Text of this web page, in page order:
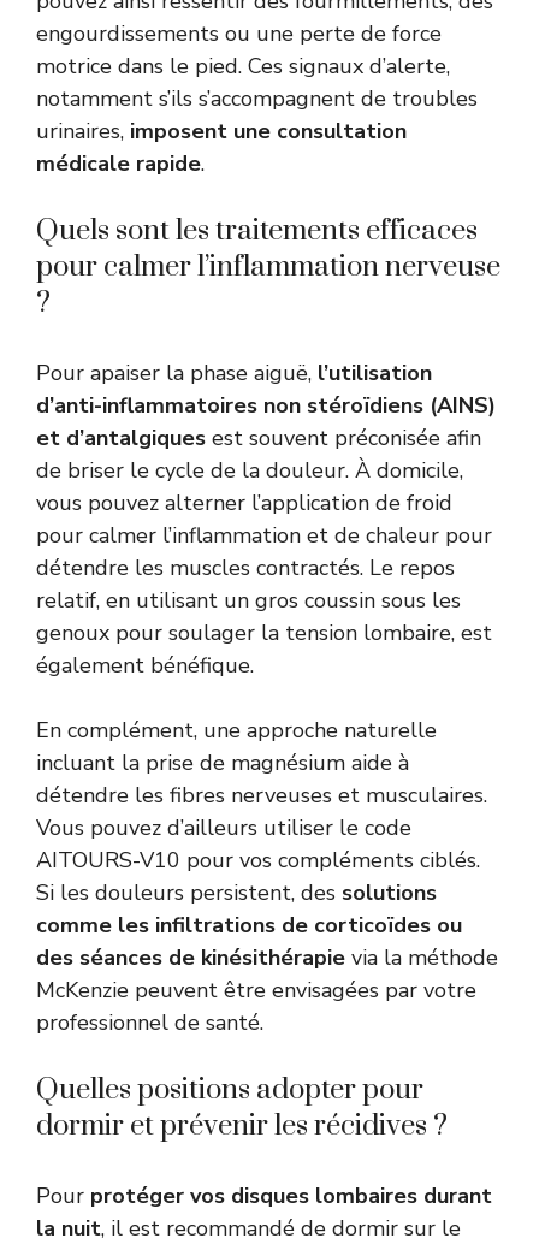
engourdissements ou une perte de force
motrice dans le pied. Ces signaux d’alerte,
notamment s’ils s’accompagnent de troubles
urinaires, imposent une consultation
médicale rapide.
Quels sont les traitements efficaces
pour calmer l’inflammation nerveuse
?
Pour apaiser la phase aiguë, l’utilisation
d’anti-inflammatoires non stéroïdiens (AINS)
et d’antalgiques est souvent préconisée afin
de briser le cycle de la douleur. À domicile,
vous pouvez alterner l’application de froid
pour calmer l’inflammation et de chaleur pour
détendre les muscles contractés. Le repos
relatif, en utilisant un gros coussin sous les
genoux pour soulager la tension lombaire, est
également bénéfique.
En complément, une approche naturelle
incluant la prise de magnésium aide à
détendre les fibres nerveuses et musculaires.
Vous pouvez d’ailleurs utiliser le code
AITOURS-V10 pour vos compléments ciblés.
Si les douleurs persistent, des solutions
comme les infiltrations de corticoïdes ou
des séances de kinésithérapie via la méthode
McKenzie peuvent être envisagées par votre
professionnel de santé.
Quelles positions adopter pour
dormir et prévenir les récidives ?
Pour protéger vos disques lombaires durant
la nuit, il est recommandé de dormir sur le